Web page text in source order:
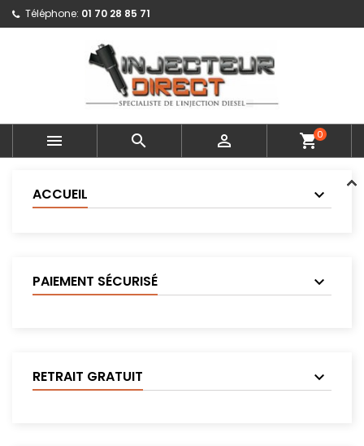
Téléphone: 01 70 28 85 71
   shopping_cart0
ACCUEIL
PAIEMENT SÉCURISÉ
RETRAIT GRATUIT